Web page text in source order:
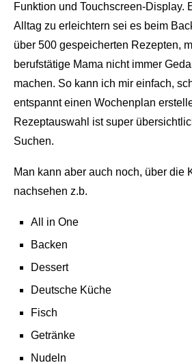
Funktion und Touchscreen-Display.
Alltag zu erleichtern sei es beim
über 500 gespeicherten Rezepten,
berufstätige Mama nicht immer
machen. So kann ich mir einfach,
entspannt einen Wochenplan
Rezeptauswahl ist super
Suchen.
Man kann aber auch noch, über die
nachsehen z.b.
All in One
Backen
Dessert
Deutsche Küche
Fisch
Getränke
Nudeln